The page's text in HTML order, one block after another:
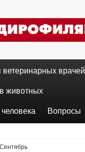
ветеринарных врачей
животных
Вопросы
Сентябрь